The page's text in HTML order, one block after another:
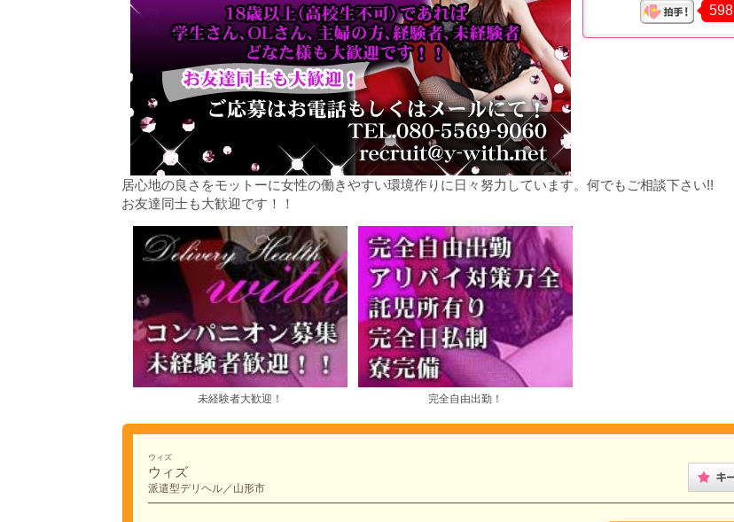
598
居心地の良さをモットーに女性の働きやすい環境作りに日々努力しています。何でもご相談下さい!!
お友達同士も大歓迎です！！
未経験者大歓迎！ 完全自由出勤！
ウィズ
ウィズ
派遣型デリヘル／山形市